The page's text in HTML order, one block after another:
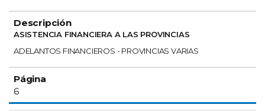
ASISTENCIA FINANCIERA A LAS PROVINCIAS
ADELANTOS FINANCIEROS - PROVINCIAS VARIAS
6